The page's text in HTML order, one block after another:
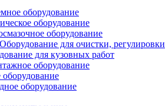
оборудование
оборудование
оборудование
Оборудование для очистки, регулировки
для кузовных работ
оборудование
оборудование